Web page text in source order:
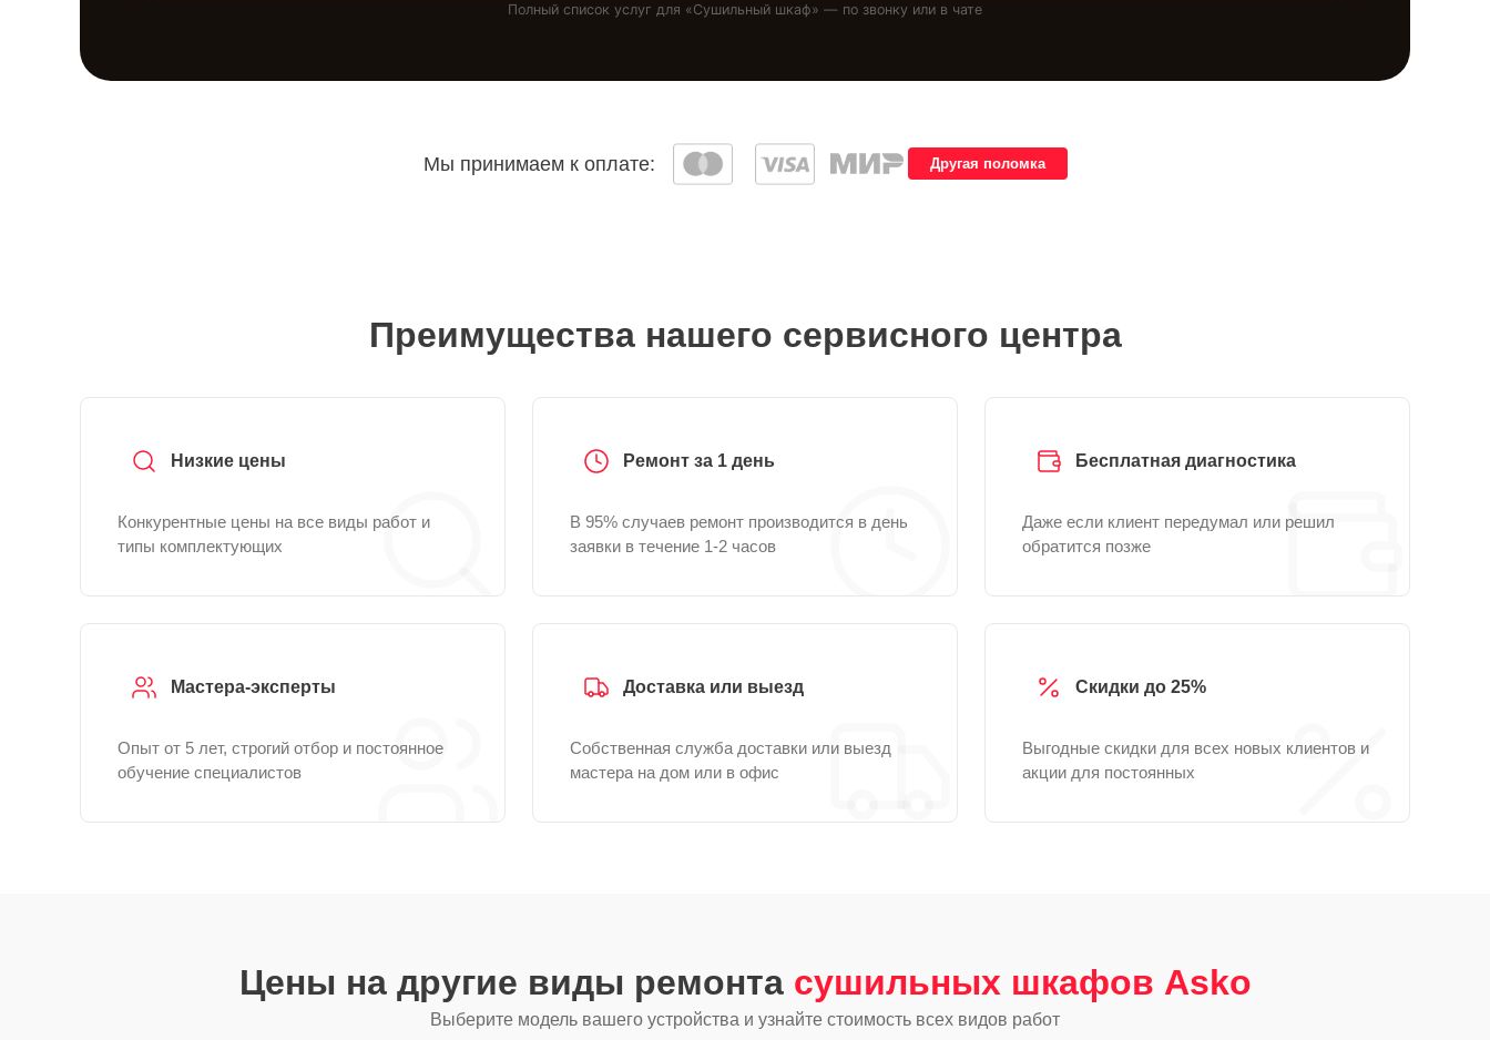
Полный список услуг для «Сушильный шкаф» — по звонку или в чате
Мы принимаем к оплате: Другая поломка
Преимущества нашего сервисного центра
Низкие цены
Конкурентные цены на все виды работ и
типы комплектующих
Ремонт за 1 день
В 95% случаев ремонт производится в день
заявки в течение 1-2 часов
Бесплатная диагностика
Даже если клиент передумал или решил
обратится позже
Мастера-эксперты
Опыт от 5 лет, строгий отбор и постоянное
обучение специалистов
Доставка или выезд
Собственная служба доставки или выезд
мастера на дом или в офис
Скидки до 25%
Выгодные скидки для всех новых клиентов и
акции для постоянных
Цены на другие виды ремонта сушильных шкафов Asko
Выберите модель вашего устройства и узнайте стоимость всех видов работ